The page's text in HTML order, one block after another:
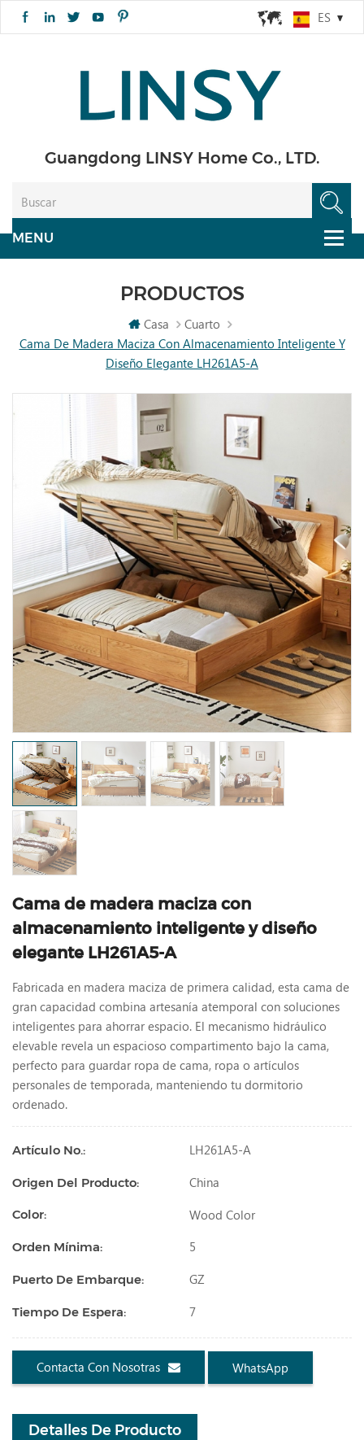
ES
Guangdong LINSY Home Co., LTD.
PRODUCTOS
Casa
Cuarto
Cama De Madera Maciza Con Almacenamiento Inteligente Y
Diseño Elegante LH261A5-A
Cama de madera maciza con
almacenamiento inteligente y diseño
elegante LH261A5-A
Fabricada en madera maciza de primera calidad, esta cama de
gran capacidad combina artesanía atemporal con soluciones
inteligentes para ahorrar espacio. El mecanismo hidráulico
elevable revela un espacioso compartimento bajo la cama,
perfecto para guardar ropa de cama, ropa o artículos
personales de temporada, manteniendo tu dormitorio
ordenado.
Artículo No.: LH261A5-A
Origen Del Producto: China
Color: Wood Color
Orden Mínima: 5
Puerto De Embarque: GZ
Tiempo De Espera: 7
Contacta Con Nosotras WhatsApp
Detalles De Producto